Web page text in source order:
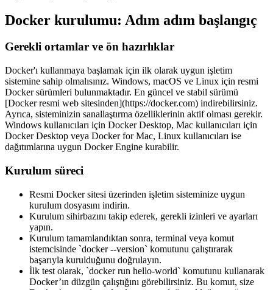
Docker kurulumu: Adım adım başlangıç
Gerekli ortamlar ve ön hazırlıklar
Docker'ı kullanmaya başlamak için ilk olarak uygun işletim
sistemine sahip olmalısınız. Windows, macOS ve Linux için resmi
Docker sürümleri bulunmaktadır. En güncel ve stabil sürümü
[Docker resmi web sitesinden](https://docker.com) indirebilirsiniz.
Ayrıca, sisteminizin sanallaştırma özelliklerinin aktif olması gerekir.
Windows kullanıcıları için Docker Desktop, Mac kullanıcıları için
Docker Desktop veya Docker for Mac, Linux kullanıcıları ise
dağıtımlarına uygun Docker Engine kurabilir.
Kurulum süreci
Resmi Docker sitesi üzerinden işletim sisteminize uygun
kurulum dosyasını indirin.
Kurulum sihirbazını takip ederek, gerekli izinleri ve ayarları
yapın.
Kurulum tamamlandıktan sonra, terminal veya komut
istemcisinde `docker --version` komutunu çalıştırarak
başarıyla kurulduğunu doğrulayın.
İlk test olarak, `docker run hello-world` komutunu kullanarak
Docker’ın düzgün çalıştığını görebilirsiniz. Bu komut, size